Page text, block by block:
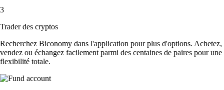
3
Trader des cryptos
Recherchez Biconomy dans l'application pour plus d'options. Achetez,
vendez ou échangez facilement parmi des centaines de paires pour une
flexibilité totale.